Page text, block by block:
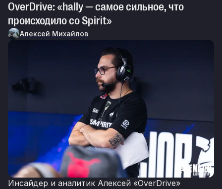
OverDrive: «hally — самое сильное, что
происходило со Spirit»
Алексей Михайлов
Инсайдер и аналитик Алексей «OverDrive»